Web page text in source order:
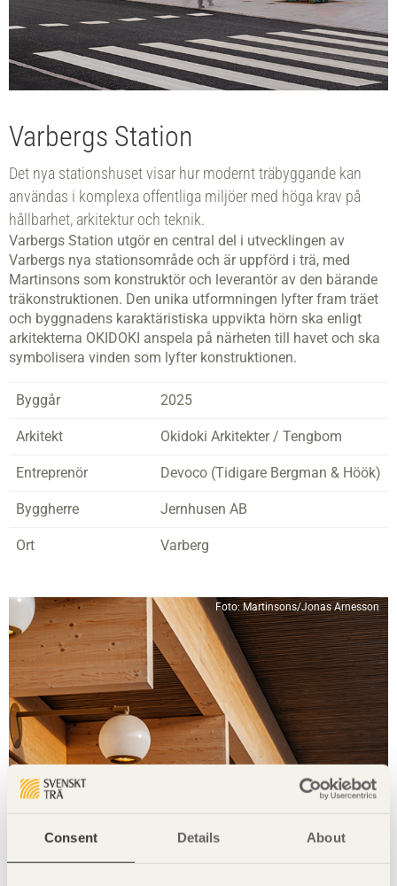
Consent Details About
Varbergs Station
Det nya stationshuset visar hur modernt träbyggande kan
användas i komplexa offentliga miljöer med höga krav på
hållbarhet, arkitektur och teknik.
Varbergs Station utgör en central del i utvecklingen av
Varbergs nya stationsområde och är uppförd i trä, med
Martinsons som konstruktör och leverantör av den bärande
träkonstruktionen. Den unika utformningen lyfter fram träet
och byggnadens karaktäristiska uppvikta hörn ska enligt
arkitekterna OKIDOKI anspela på närheten till havet och ska
symbolisera vinden som lyfter konstruktionen.
Byggår 2025
Arkitekt Okidoki Arkitekter / Tengbom
Entreprenör Devoco (Tidigare Bergman & Höök)
Byggherre Jernhusen AB
Ort Varberg
Foto: Martinsons/Jonas Arnesson